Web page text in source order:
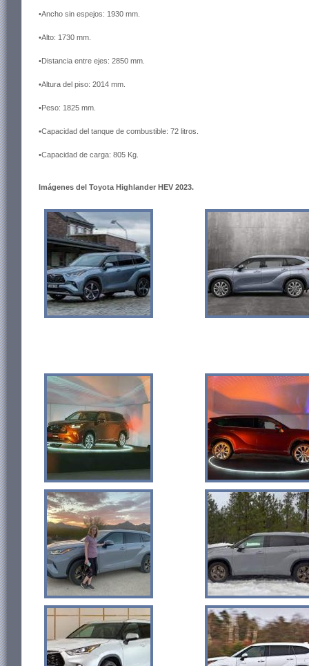
•Ancho sin espejos: 1930 mm.
•Alto: 1730 mm.
•Distancia entre ejes: 2850 mm.
•Altura del piso: 2014 mm.
•Peso: 1825 mm.
•Capacidad del tanque de combustible: 72 litros.
•Capacidad de carga: 805 Kg.
Imágenes del Toyota Highlander HEV 2023.